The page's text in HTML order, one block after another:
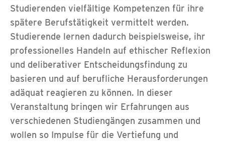
Studierenden vielfältige Kompetenzen für ihre
spätere Berufstätigkeit vermittelt werden.
Studierende lernen dadurch beispielsweise, ihr
professionelles Handeln auf ethischer Reflexion
und deliberativer Entscheidungsfindung zu
basieren und auf berufliche Herausforderungen
adäquat reagieren zu können. In dieser
Veranstaltung bringen wir Erfahrungen aus
verschiedenen Studiengängen zusammen und
wollen so Impulse für die Vertiefung und